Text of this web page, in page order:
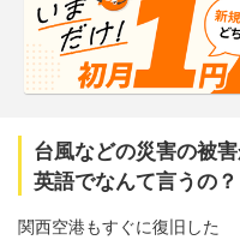
台風などの災害の被
英語でなんて言うの？
関西空港もすぐに復旧した